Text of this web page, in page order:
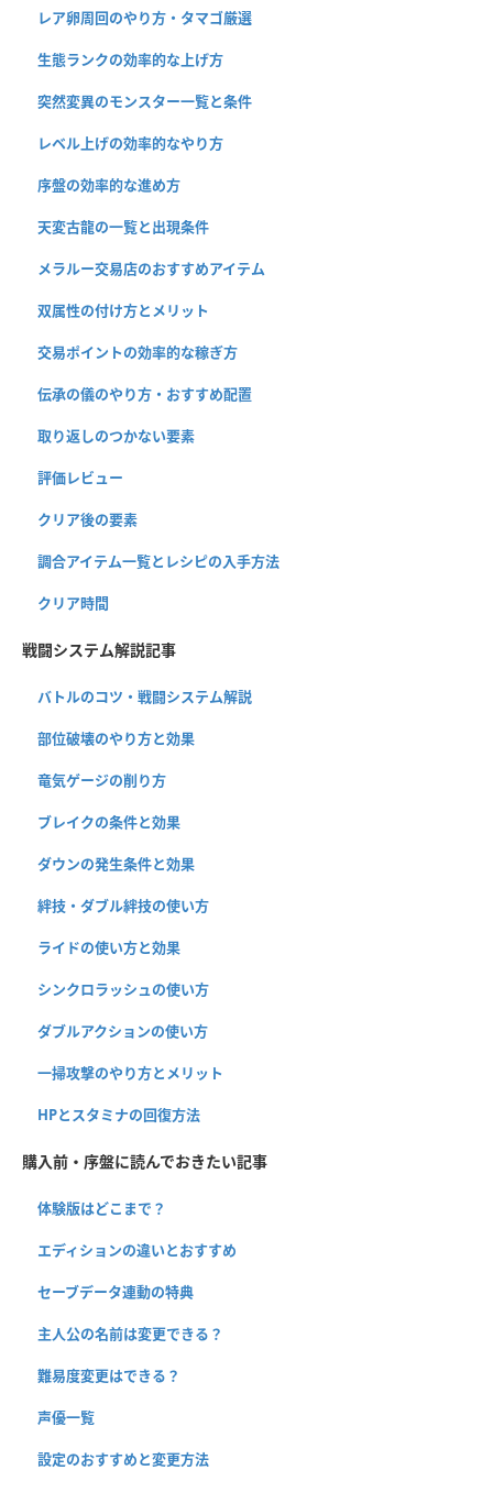
レア卵周回のやり方・タマゴ厳選
生態ランクの効率的な上げ方
突然変異のモンスター一覧と条件
レベル上げの効率的なやり方
序盤の効率的な進め方
天変古龍の一覧と出現条件
メラルー交易店のおすすめアイテム
双属性の付け方とメリット
交易ポイントの効率的な稼ぎ方
伝承の儀のやり方・おすすめ配置
取り返しのつかない要素
評価レビュー
クリア後の要素
調合アイテム一覧とレシピの入手方法
クリア時間
戦闘システム解説記事
バトルのコツ・戦闘システム解説
部位破壊のやり方と効果
竜気ゲージの削り方
ブレイクの条件と効果
ダウンの発生条件と効果
絆技・ダブル絆技の使い方
ライドの使い方と効果
シンクロラッシュの使い方
ダブルアクションの使い方
一掃攻撃のやり方とメリット
HPとスタミナの回復方法
購入前・序盤に読んでおきたい記事
体験版はどこまで？
エディションの違いとおすすめ
セーブデータ連動の特典
主人公の名前は変更できる？
難易度変更はできる？
声優一覧
設定のおすすめと変更方法